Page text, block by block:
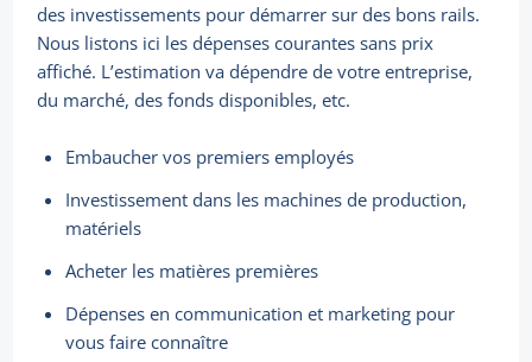
des investissements pour démarrer sur des bons rails.
Nous listons ici les dépenses courantes sans prix
affiché. L’estimation va dépendre de votre entreprise,
du marché, des fonds disponibles, etc.
Embaucher vos premiers employés
Investissement dans les machines de production,
matériels
Acheter les matières premières
Dépenses en communication et marketing pour
vous faire connaître